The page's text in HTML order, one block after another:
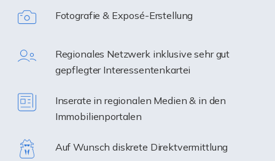
Fotografie & Exposé-Erstellung
Regionales Netzwerk inklusive sehr gut
gepflegter Interessentenkartei
Inserate in regionalen Medien & in den
Immobilienportalen
Auf Wunsch diskrete Direktvermittlung